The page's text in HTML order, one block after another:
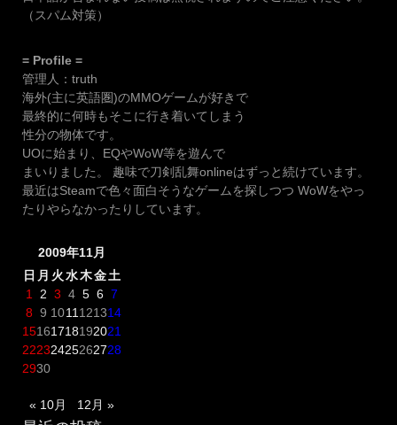
（スパム対策）
= Profile =
管理人：truth
海外(主に英語圏)のMMOゲームが好きで
最終的に何時もそこに行き着いてしまう
性分の物体です。
UOに始まり、EQやWoW等を遊んで
まいりました。 趣味で刀剣乱舞onlineはずっと続けています。
最近はSteamで色々面白そうなゲームを探しつつ WoWをやっ
たりやらなかったりしています。
2009年11月
日 月 火水木金土
1
2 3 4 5 6 7
8 9 1011 121314
15161718192021
22232425262728
2930
« 10月 12月 »